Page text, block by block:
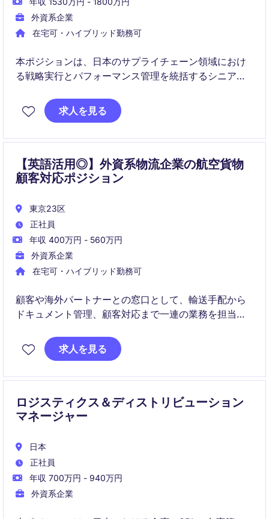
外資系企業
在宅可・ハイブリッド勤務可
本ポジションは、日本のサプライチェーン領域におけ
る戦略実行とパフォーマンス管理を統括するシニアポ
ーション推進を通じて、事業成果の最大化を牽引いた
だきます。
求人を見る
【英語活用◎】外資系物流企業の航空貨物
顧客対応ポジション
東京23区
正社員
年収 400万円 - 560万円
外資系企業
在宅可・ハイブリッド勤務可
顧客や海外パートナーとの窓口として、輸送手配から
ドキュメント管理、顧客対応まで一連の業務を担当し
の現場で英語力を発揮できるポジションです。航空貨
物顧客対応、海上貨物顧客対応の2つのポジションをそ
求人を見る
ロジスティクス＆ディストリビューション
マネージャー
日本
正社員
年収 700万円 - 940万円
外資系企業